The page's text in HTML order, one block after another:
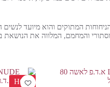
והמחמם, המלווה את הנושאת
HOT